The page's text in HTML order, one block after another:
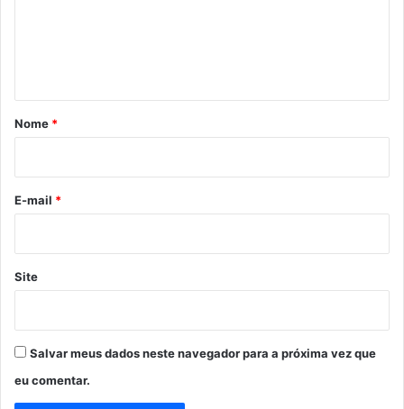
r
*
Nome *
E-mail *
Site
Salvar meus dados neste navegador para a próxima vez que
eu comentar.